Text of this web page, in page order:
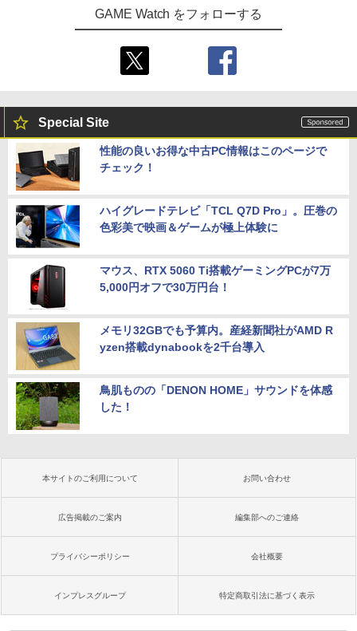
GAME Watch をフォローする
Special Site
性能の良いお得な中古PC情報はこのページで
チェック！
ハイグレードテレビ「TCL Q7D Pro」。圧巻の
色彩美で映画＆ゲームが極上体験に
マウス、RTX 5060 Ti搭載ゲーミングPCが7万
5,000円オフで30万円台！
メモリ32GBでも予算内。産経新聞社がAMD R
yzen搭載dynabookを2千台導入
鳥肌ものの「DENON HOME」サウンドを体感
した！
本サイトのご利用について お問い合わせ
広告掲載のご案内 編集部へのご連絡
プライバシーポリシー 会社概要
インプレスグループ 特定商取引法に基づく表示